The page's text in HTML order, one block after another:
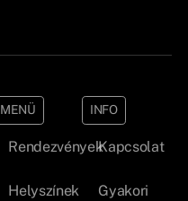
MENÜ
Rendezvények
Helyszínek
INFO
Kapcsolat
Gyakori